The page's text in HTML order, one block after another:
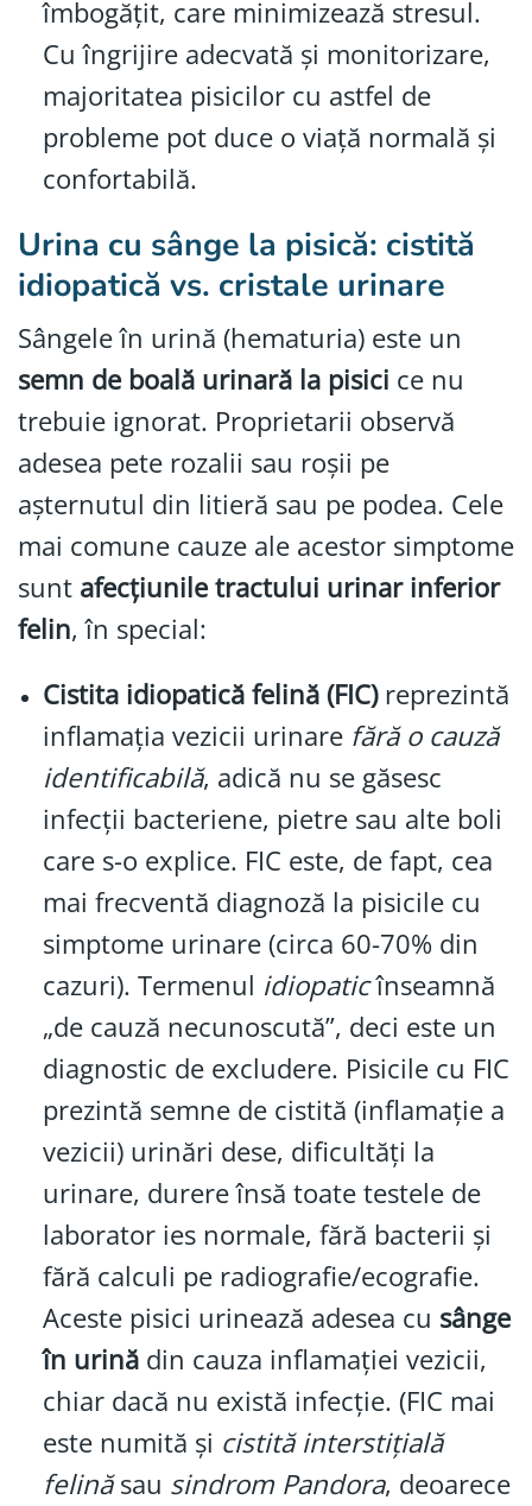
îmbogățit, care minimizează stresul.
Cu îngrijire adecvată și monitorizare,
majoritatea pisicilor cu astfel de
probleme pot duce o viață normală și
confortabilă.
Urina cu sânge la pisică: cistită
idiopatică vs. cristale urinare
Sângele în urină (hematuria) este un
semn de boală urinară la pisici ce nu
trebuie ignorat. Proprietarii observă
adesea pete rozalii sau roșii pe
așternutul din litieră sau pe podea. Cele
mai comune cauze ale acestor simptome
sunt afecțiunile tractului urinar inferior
felin, în special:
Cistita idiopatică felină (FIC)reprezintă
inflamația vezicii urinare fără o cauză
identificabilă, adică nu se găsesc
infecții bacteriene, pietre sau alte boli
care s-o explice. FIC este, de fapt, cea
mai frecventă diagnoză la pisicile cu
simptome urinare (circa 60-70% din
cazuri). Termenul idiopaticînseamnă
„de cauză necunoscută”, deci este un
diagnostic de excludere. Pisicile cu FIC
prezintă semne de cistită (inflamație a
vezicii) urinări dese, dificultăți la
urinare, durere însă toate testele de
laborator ies normale, fără bacterii și
fără calculi pe radiografie/ecografie.
Aceste pisici urinează adesea cu sânge
în urinădin cauza inflamației vezicii,
chiar dacă nu există infecție. (FIC mai
este numită și cistită interstițială
felinăsau sindrom Pandora, deoarece